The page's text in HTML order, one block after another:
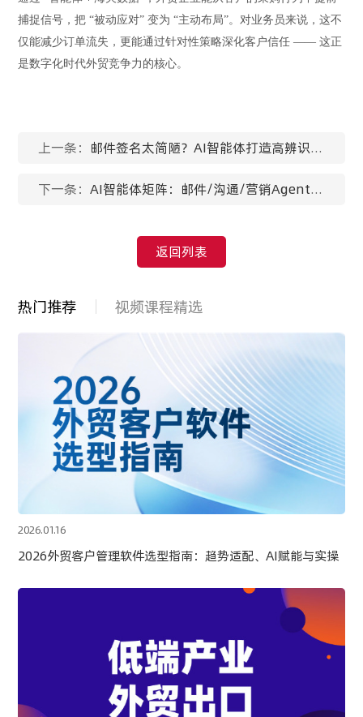
捕捉信号，把 “被动应对” 变为 “主动布局”。对业务员来说，这不
仅能减少订单流失，更能通过针对性策略深化客户信任 —— 这正
是数字化时代外贸竞争力的核心。
上一条： 邮件签名太简陋？AI智能体打造高辨识度
商务形象
下一条：AI智能体矩阵：邮件/沟通/营销Agent全
返回列表
热门推荐 视频课程精选
2026.01.16
2026外贸客户管理软件选型指南：趋势适配、AI赋能与实操